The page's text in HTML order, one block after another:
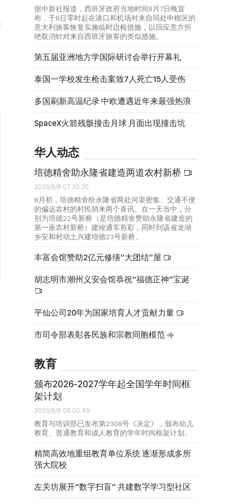
据中新社报道，西班牙政府当地时间8月7日晚宣
布，于8日零时起在港口和机场对来自同处申根区的
意大利旅客恢复实施临时边检措施，以回应意方拒
绝取消针对来自西班牙旅客的类似措施。
第五届亚洲地方学国际研讨会举行开幕礼
泰国一学校发生枪击案致7人死亡15人受伤
多国刷新高温纪录 中欧遭遇近年来最强热浪
SpaceX火箭残骸撞击月球 月面出现撞击坑
华人动态
培德精舍助永隆省建造两道农村新桥
2026/8/8 07:30:30
8月初，培德精舍给永隆省两处河渠密集、交通不便
的偏远农村的村民捎来两个喜讯。在一天当中，分
别为培德22号新桥（是培德精舍赞助永隆省建造的
第一座农村新桥）建竣通车剪彩，同时到该省龙湖
乡安和村动土兴建培德23号新桥。
丰富会馆赞助2亿元修缮“大团结”屋
胡志明市潮州义安会馆恭祝“福德正神”宝诞
平仙公司20年为国家培育人才贡献力量
市司令部表彰各民族和宗教同胞模范
教育
颁布2026-2027学年起全国学年时间框
架计划
2026/8/8 06:00:49
教育与培训部已发布第2308号《决定》，颁布幼儿
教育、普通教育和成人教育的学年时间框架计划。
精简高效地重组教育单位系统 逐渐形成多所
强大院校
左关坊展开“数字扫盲” 共建数字学习型社区